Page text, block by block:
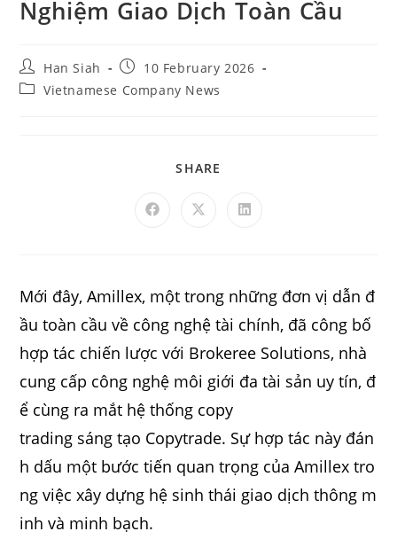
Nghiệm Giao Dịch Toàn Cầu
Han Siah
10 February 2026
Vietnamese Company News
SHARE
Mới đây, Amillex, một trong những đơn vị dẫn đ
ầu toàn cầu về công nghệ tài chính, đã công bố
hợp tác chiến lược với Brokeree Solutions, nhà
cung cấp công nghệ môi giới đa tài sản uy tín, đ
ể cùng ra mắt hệ thống copy
trading sáng tạo Copytrade. Sự hợp tác này đán
h dấu một bước tiến quan trọng của Amillex tro
ng việc xây dựng hệ sinh thái giao dịch thông m
inh và minh bạch.